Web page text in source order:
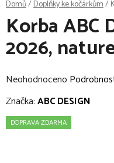
Domů/Doplňky ke kočárkům/
Korba ABC
2026,
Průměrné
hodnocení
je
Neohodnoceno
Značka:ABC DESIGN
DOPRAVA ZDARMA